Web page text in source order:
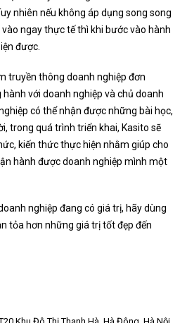
nhiên nếu không áp dụng song song
ngay thực tế thì khi bước vào hành
được.
truyền thông doanh nghiệp đơn
với doanh nghiệp và chủ doanh
có thể nhận được những bài học,
trong quá trình triển khai, Kasito sẽ
kiến thức thực hiện nhằm giúp cho
hành được doanh nghiệp mình một
nghiệp đang có giá trị, hãy dùng
tỏa hơn những giá trị tốt đẹp đến